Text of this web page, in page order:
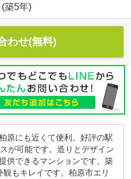
築5年)
わせ(無料)
原にも近くて便利。好評の駅
が可能です。造りとデザイン
供できるマンションです。築
もキレイです。柏原市エリ